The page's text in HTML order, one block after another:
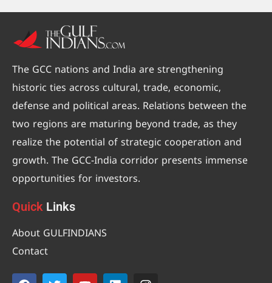
The GCC nations and India are strengthening
historic ties across cultural, trade, economic,
defense and political areas. Relations between the
two regions are maturing beyond trade, as they
realize the potential of strategic cooperation and
growth. The GCC-India corridor presents immense
opportunities for investors.
Quick Links
About GULFINDIANS
Contact